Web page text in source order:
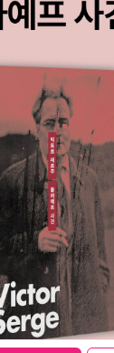
가능한 것이다
enough space
message, but
spent
this: Does
If something
does
and no
does it
minute cameo
more than
that the only
887: A
격은? 흙 한 줌의
이 있다. 무분별한
었을 때 입을 피해
대부분 생각조차
를 더해서 우리에
나만 잡아당기면
에 유의하고, 그까
려보자고 말한다.
각이 180도 달라